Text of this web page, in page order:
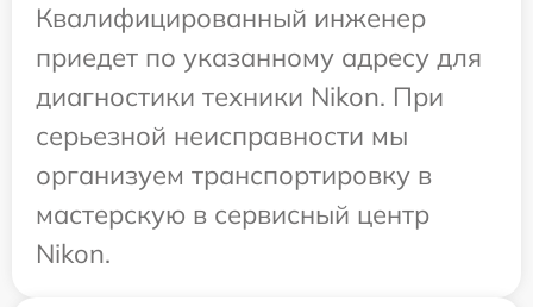
Квалифицированный инженер
приедет по указанному адресу для
диагностики техники Nikon. При
серьезной неисправности мы
организуем транспортировку в
мастерскую в сервисный центр
Nikon.